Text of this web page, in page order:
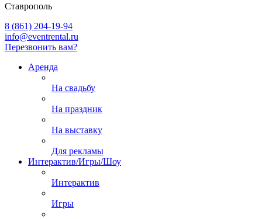
Ставрополь
8 (861) 204-19-94
info@eventrental.ru
Перезвонить вам?
Аренда
На свадьбу
На праздник
На выставку
Для рекламы
Интерактив/Игры/Шоу
Интерактив
Игры